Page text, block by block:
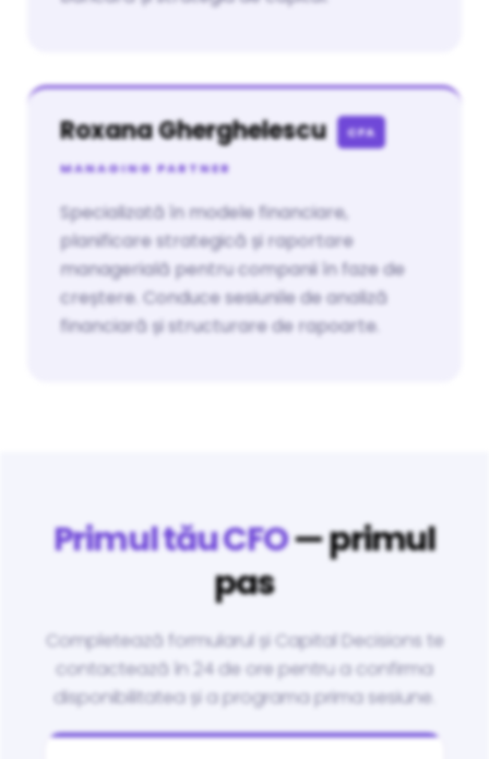
Roxana Gherghelescu CFA
MANAGING PARTNER
Specializată în modele financiare,
planificare strategică și raportare
managerială pentru companii în faze de
creștere. Conduce sesiunile de analiză
financiară și structurare de rapoarte.
Primul tău CFO— primul
pas
Completează formularul și Capital Decisions te
contactează în 24 de ore pentru a confirma
disponibilitatea și a programa prima sesiune.